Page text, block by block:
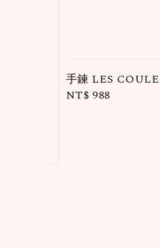
手鍊 LES
Regular
NT$ 988